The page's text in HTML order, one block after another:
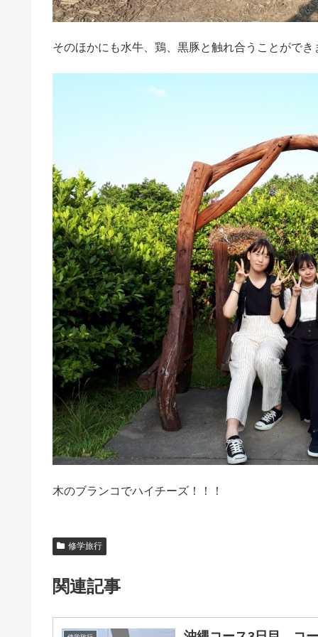
そのほかにも水牛、鶏、黒豚と触れ合うことができ
木のブランコでハイチーズ！！！
修学旅行
関連記事